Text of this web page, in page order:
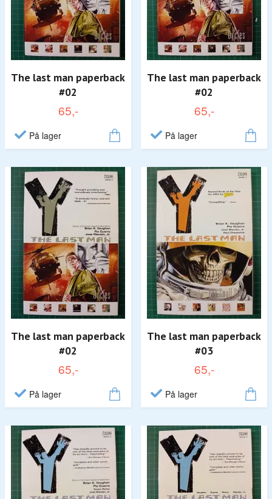
The last man paperback
#02
65,-
På lager
The last man paperback
#02
65,-
På lager
The last man paperback
#02
65,-
På lager
The last man paperback
#03
65,-
På lager